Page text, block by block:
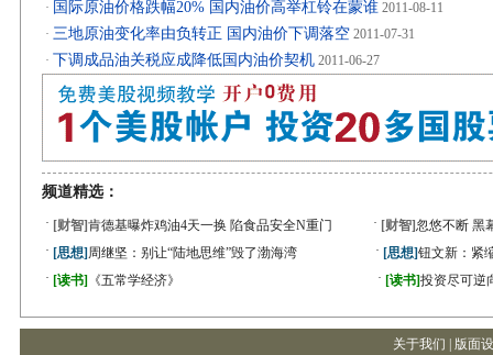
· 国际原油价格跌幅20% 国内油价高举杠铃在蒙谁 2011-08-11
· 三地原油变化率由负转正 国内油价下调落空 2011-07-31
· 下调成品油关税应成降低国内油价契机 2011-06-27
频道精选：
· [财智]肯德基曝炸鸡油4天一换 陷食品安全N重门 · [财智]忽悠不断 黑
· [思想] 周继坚：别让“陆地思维”毁了渤海湾 · [思想]钮文新：紧
· [读书] 《五常学经济》 · [读书]投资尽可逆
关于我们 版面